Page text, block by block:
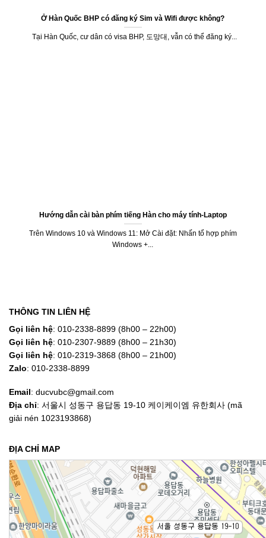
Ở Hàn Quốc BHP có đăng ký Sim và Wifi được không?
Tại Hàn Quốc, cư dân có visa BHP, 도망대, vẫn có thể đăng ký...
Hướng dẫn cài bàn phím tiếng Hàn cho máy tính-Laptop
Trên Windows 10 và Windows 11: Mở Cài đặt: Nhấn tổ hợp phím
Windows +...
THÔNG TIN LIÊN HỆ
Gọi liên hệ: 010-2338-8899 (8h00 – 22h00)
Gọi liên hệ: 010-2307-9889 (8h00 – 21h30)
Gọi liên hệ: 010-2319-3868 (8h00 – 21h00)
Zalo: 010-2338-8899
Email: ducvubc@gmail.com
Địa chỉ: 서울시 성동구 용답동 19-10 케이케이엠 유한회사 (mã
giải nén 1023193868)
ĐỊA CHỈ MAP